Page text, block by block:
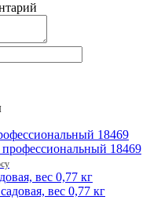
18469
вес 0,77 кг